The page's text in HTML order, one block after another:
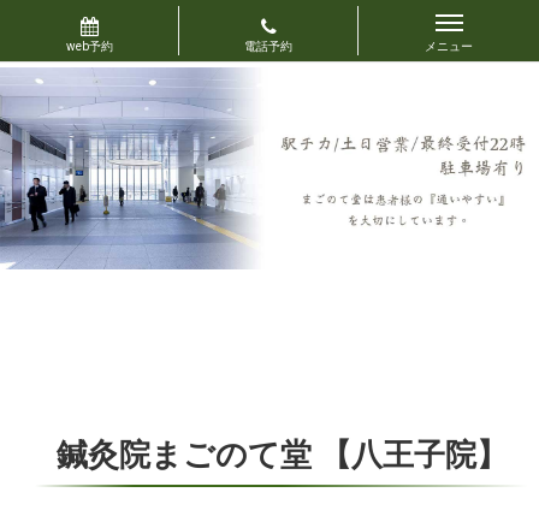
鍼灸院まごのて堂 【八王子院】